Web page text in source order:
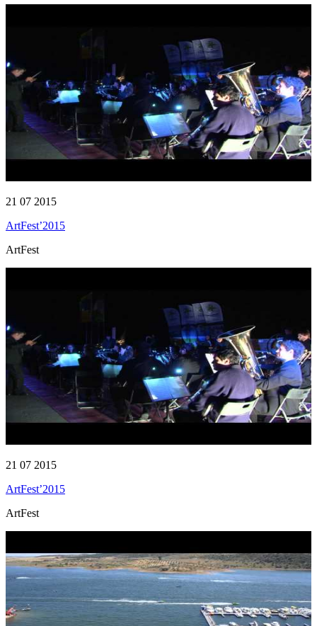
21 07 2015
ArtFest’2015
ArtFest
21 07 2015
ArtFest’2015
ArtFest